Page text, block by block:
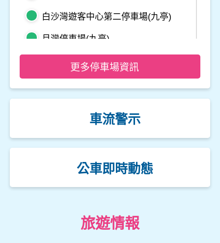
白沙灣遊客中心第二停車場(九亭)
月灣停車場(九亭)
野柳地質公園停車場
觀音山遊客中心停車場一
楓櫃斗湖停車場
中角灣停車場
更多停車場資訊
車流警示
公車即時動態
旅遊情報